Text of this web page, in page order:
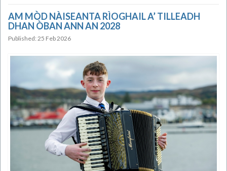
AM MÒD NÀISEANTA RÌOGHAIL A’ TILLEADH
DHAN ÒBAN ANN AN 2028
Published: 25 Feb 2026